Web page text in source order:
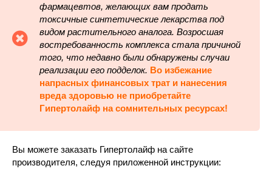
фармацевтов, желающих вам продать
токсичные синтетические лекарства под
видом растительного аналога. Возросшая
востребованность комплекса стала причиной
того, что недавно были обнаружены случаи
реализации его подделок. Во избежание
напрасных финансовых трат и нанесения
вреда здоровью не приобретайте
Гипертолайф на сомнительных ресурсах!
Вы можете заказать Гипертолайф на сайте
производителя, следуя приложенной инструкции: